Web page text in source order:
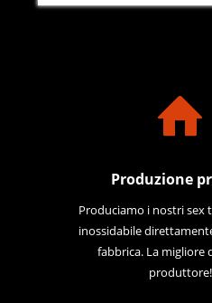
Produzione
Produciamo i nostri sex
inossidabile
fabbrica. La migliore
produttore!